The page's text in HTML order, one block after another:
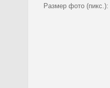
Размер фото (пикс.):